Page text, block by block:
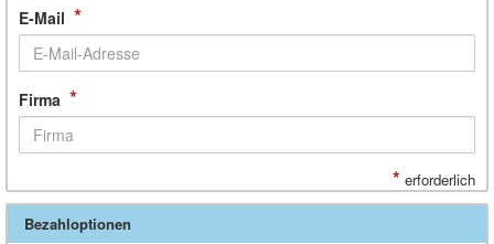
E-Mail *
Firma *
* erforderlich
Bezahloptionen